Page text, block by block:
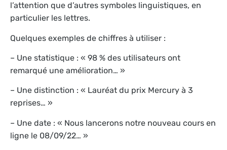
l’attention que d’autres symboles linguistiques, en
particulier les lettres.
Quelques exemples de chiffres à utiliser :
– Une statistique : « 98 % des utilisateurs ont
remarqué une amélioration… »
– Une distinction : « Lauréat du prix Mercury à 3
reprises… »
– Une date : « Nous lancerons notre nouveau cours en
ligne le 08/09/22… »